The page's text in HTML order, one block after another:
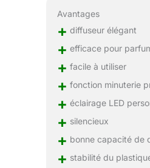
Avantages
+ diffuseur élégant
+ efficace pour
+ facile à utiliser
+ fonction minuterie
+ éclairage LED
+ silencieux
+ bonne capacité de
+ stabilité du